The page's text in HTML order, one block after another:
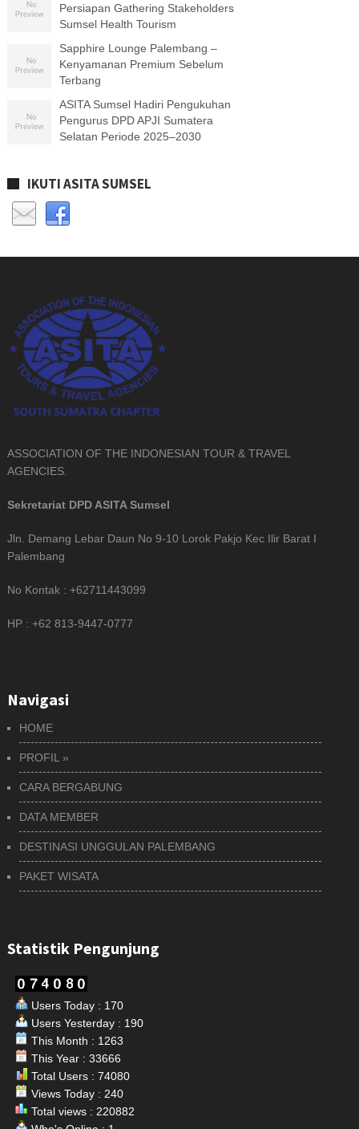
Persiapan Gathering Stakeholders
Sumsel Health Tourism
Sapphire Lounge Palembang –
Kenyamanan Premium Sebelum
Terbang
ASITA Sumsel Hadiri Pengukuhan
Pengurus DPD APJI Sumatera
Selatan Periode 2025–2030
IKUTI ASITA SUMSEL
ASSOCIATION OF THE INDONESIAN TOUR & TRAVEL
AGENCIES.
Sekretariat DPD ASITA Sumsel
Jln. Demang Lebar Daun No 9-10 Lorok Pakjo Kec Ilir Barat I
Palembang
No Kontak : +62711443099
HP : +62 813-9447-0777
Navigasi
HOME
PROFIL »
CARA BERGABUNG
DATA MEMBER
DESTINASI UNGGULAN PALEMBANG
PAKET WISATA
Statistik Pengunjung
Users Today : 170
Users Yesterday : 190
This Month : 1263
This Year : 33666
Total Users : 74080
Views Today : 240
Total views : 220882